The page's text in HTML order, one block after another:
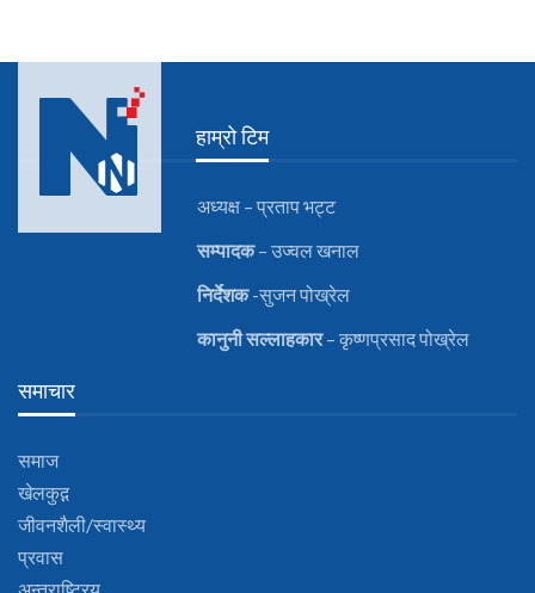
हाम्रो टिम
अध्यक्ष – प्रताप भट्ट
सम्पादक– उज्वल खनाल
निर्देशक-सुजन पोख्रेल
कानुनीसल्लाहकार– कृष्णप्रसाद पोख्रेल
समाचार
समाज
खेलकुद़़
जीवनशैली/स्वास्थ्य
प्रवास